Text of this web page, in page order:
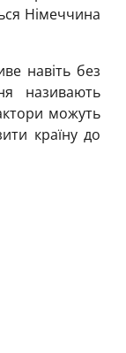
Німеччина
навіть без
називають
можуть
країну до